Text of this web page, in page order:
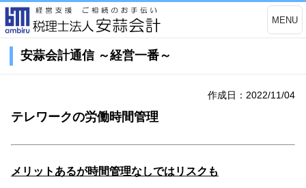
MENU
安蒜会計通信 ～経営一番～
作成日：2022/11/04
テレワークの労働時間管理
メリットあるが時間管理なしではリスクも